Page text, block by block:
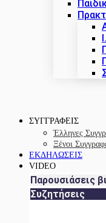
ΣΥΓΓΡΑΦΕΙΣ
Έλληνες
Ξένοι
ΕΚΔΗΛΩΣΕΙΣ
VIDEO
Παρουσιάσεις
Συζητήσεις